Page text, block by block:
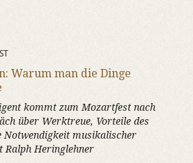
Warum man die Dinge
kommt zum Mozartfest nach
über Werktreue, Vorteile des
Notwendigkeit musikalischer
Ralph Heringlehner